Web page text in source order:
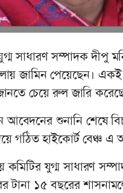
সাধারণ সম্পাদক দীপু
জামিন পেয়েছেন। একই
চেয়ে রুল জারি
শুনানি শেষে
গঠিত হাইকোর্ট বেঞ্চ এ
কমিটির যুগ্ম সাধারণ
১৫ বছরের শাসনামলে